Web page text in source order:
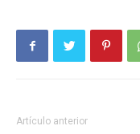
Artículo anterior